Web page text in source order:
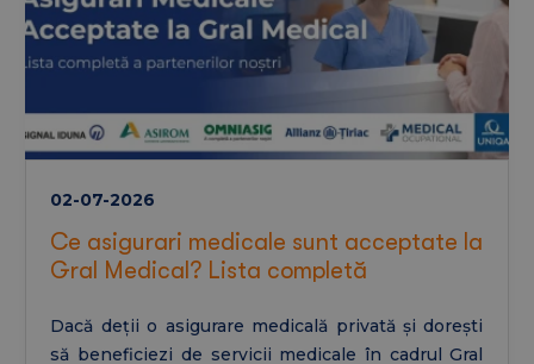
02-07-2026
Ce asigurari medicale sunt acceptate la
Gral Medical? Lista completă
Dacă deții o asigurare medicală privată și dorești
să beneficiezi de servicii medicale în cadrul Gral